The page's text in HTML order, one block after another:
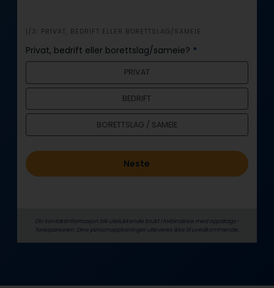
i
n
n
o
d
1/3: PRIVAT, BEDRIFT ELLER BORETTSLAG/SAMEIE
Privat, bedrift eller borettslag/sameie? *
PRIVAT
BEDRIFT
BORETTSLAG / SAMEIE
Neste
Din kontaktinformasjon blir utelukkende brukt i forbindelse med oppdrags­
forespørselen. Dine person­­opplysninger utleveres ikke til uvedkommende.